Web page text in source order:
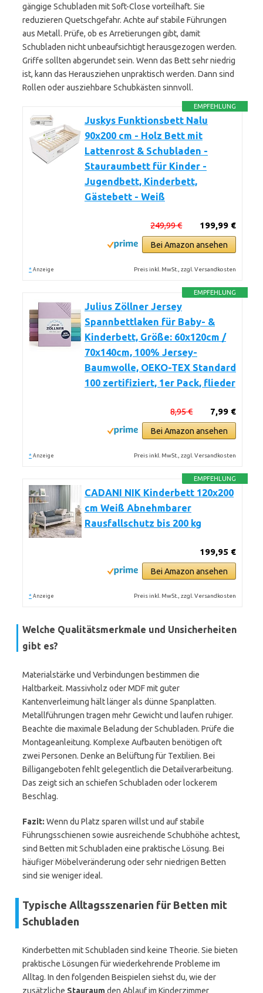
gängige Schubladen mit Soft-Close vorteilhaft. Sie
reduzieren Quetschgefahr. Achte auf stabile Führungen
aus Metall. Prüfe, ob es Arretierungen gibt, damit
Schubladen nicht unbeaufsichtigt herausgezogen werden.
Griffe sollten abgerundet sein. Wenn das Bett sehr niedrig
ist, kann das Herausziehen unpraktisch werden. Dann sind
Rollen oder ausziehbare Schubkästen sinnvoll.
EMPFEHLUNG
Juskys Funktionsbett Nalu
90x200 cm - Holz Bett mit
Lattenrost & Schubladen -
Stauraumbett für Kinder -
Jugendbett, Kinderbett,
Gästebett - Weiß
199,99 €
249,99 €
Bei Amazon ansehen
* Anzeige Preis inkl. MwSt., zzgl. Versandkosten
EMPFEHLUNG
Julius Zöllner Jersey
Spannbettlaken für Baby- &
Kinderbett, Größe: 60x120cm /
70x140cm, 100% Jersey-
Baumwolle, OEKO-TEX Standard
100 zertifiziert, 1er Pack, flieder
7,99 €
8,95 €
Bei Amazon ansehen
* Anzeige Preis inkl. MwSt., zzgl. Versandkosten
EMPFEHLUNG
CADANI NIK Kinderbett 120x200
cm Weiß Abnehmbarer
Rausfallschutz bis 200 kg
199,95 €
Bei Amazon ansehen
* Anzeige Preis inkl. MwSt., zzgl. Versandkosten
Welche Qualitätsmerkmale und Unsicherheiten
gibt es?
Materialstärke und Verbindungen bestimmen die
Haltbarkeit. Massivholz oder MDF mit guter
Kantenverleimung hält länger als dünne Spanplatten.
Metallführungen tragen mehr Gewicht und laufen ruhiger.
Beachte die maximale Beladung der Schubladen. Prüfe die
Montageanleitung. Komplexe Aufbauten benötigen oft
zwei Personen. Denke an Belüftung für Textilien. Bei
Billigangeboten fehlt gelegentlich die Detailverarbeitung.
Das zeigt sich an schiefen Schubladen oder lockerem
Beschlag.
Fazit: Wenn du Platz sparen willst und auf stabile
Führungsschienen sowie ausreichende Schubhöhe achtest,
sind Betten mit Schubladen eine praktische Lösung. Bei
häufiger Möbelveränderung oder sehr niedrigen Betten
sind sie weniger ideal.
Typische Alltagsszenarien für Betten mit
Schubladen
Kinderbetten mit Schubladen sind keine Theorie. Sie bieten
praktische Lösungen für wiederkehrende Probleme im
Alltag. In den folgenden Beispielen siehst du, wie der
zusätzliche Stauraumden Ablauf im Kinderzimmer